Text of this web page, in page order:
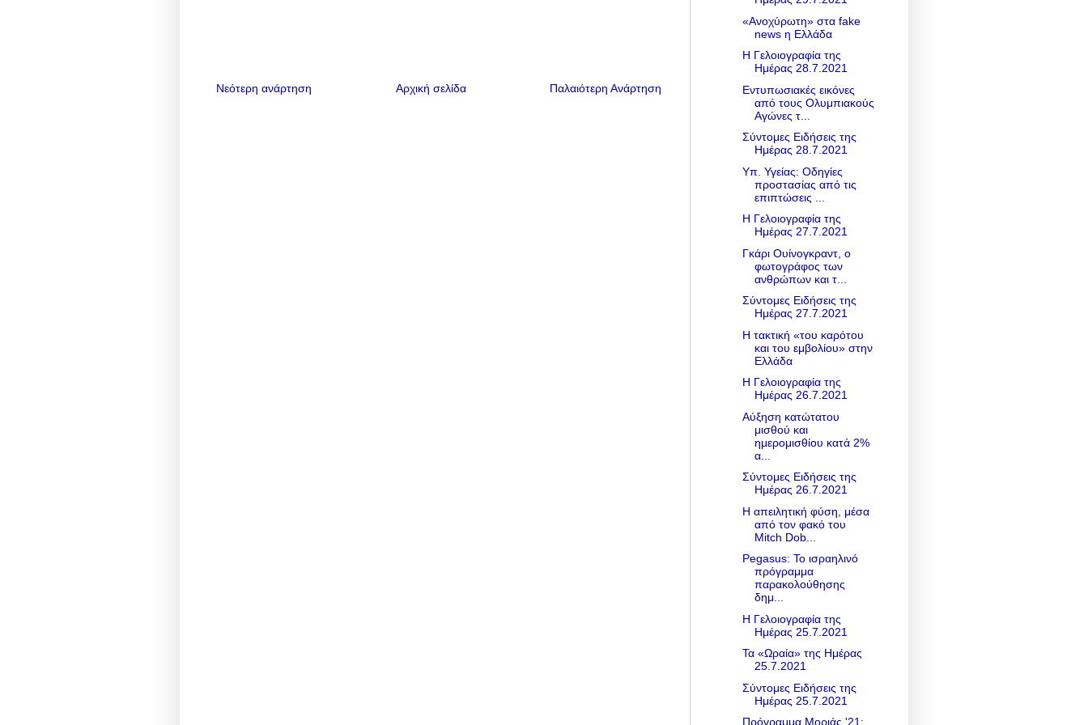
Νεότερη ανάρτηση Παλαιότερη Ανάρτηση
Αρχική σελίδα
«Ανοχύρωτη» στα fake
news η Ελλάδα
Η Γελοιογραφία της
Ημέρας 28.7.2021
Εντυπωσιακές εικόνες
από τους Ολυμπιακούς
Αγώνες τ...
Σύντομες Ειδήσεις της
Ημέρας 28.7.2021
Υπ. Υγείας: Οδηγίες
προστασίας από τις
επιπτώσεις ...
Η Γελοιογραφία της
Ημέρας 27.7.2021
Γκάρι Ουίνογκραντ, ο
φωτογράφος των
ανθρώπων και τ...
Σύντομες Ειδήσεις της
Ημέρας 27.7.2021
Η τακτική «του καρότου
και του εμβολίου» στην
Eλλάδα
Η Γελοιογραφία της
Ημέρας 26.7.2021
Αύξηση κατώτατου
μισθού και
ημερομισθίου κατά 2%
α...
Σύντομες Ειδήσεις της
Ημέρας 26.7.2021
Η απειλητική φύση, μέσα
από τον φακό του
Mitch Dob...
Pegasus: Το ισραηλινό
πρόγραμμα
παρακολούθησης
δημ...
Η Γελοιογραφία της
Ημέρας 25.7.2021
Τα «Ωραία» της Ημέρας
25.7.2021
Σύντομες Ειδήσεις της
Ημέρας 25.7.2021
Πρόγραμμα Μοριάς '21: